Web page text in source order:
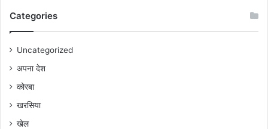
Categories
Uncategorized
अपना देश
कोरबा
खरसिया
खेल